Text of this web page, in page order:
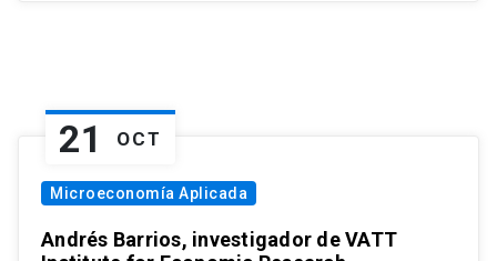
21 OCT
Microeconomía Aplicada
Andrés Barrios, investigador de VATT